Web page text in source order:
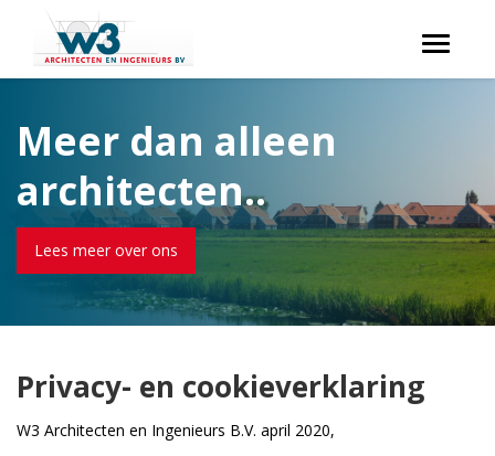
Toggle
Meer dan alleen
architecten..
Lees meer over ons
Privacy- en cookieverklaring
W3 Architecten en Ingenieurs B.V. april 2020,